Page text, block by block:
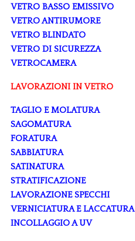
VETRO BASSO EMISSIVO
VETRO ANTIRUMORE
VETRO BLINDATO
VETRO DI SICUREZZA
VETROCAMERA
LAVORAZIONI IN VETRO
TAGLIO E MOLATURA
SAGOMATURA
FORATURA
SABBIATURA
SATINATURA
STRATIFICAZIONE
LAVORAZIONE SPECCHI
VERNICIATURA E LACCATURA
INCOLLAGGIO A UV